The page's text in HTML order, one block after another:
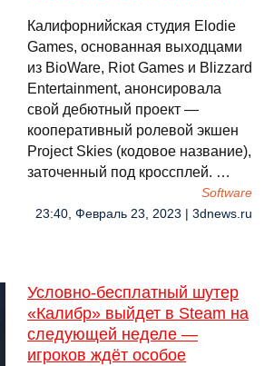
Калифорнийская студия Elodie
Games, основанная выходцами
из BioWare, Riot Games и Blizzard
Entertainment, анонсировала
свой дебютный проект —
кооперативный ролевой экшен
Project Skies (кодовое название),
заточенный под кроссплей. …
Software
23:40, Февраль 23, 2023 | 3dnews.ru
Условно-бесплатный шутер
«Калибр» выйдет в Steam на
следующей неделе —
игроков ждёт особое